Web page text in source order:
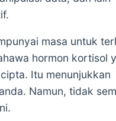
masa untuk
hormon kortisol
Itu menunjukkan
Namun, tidak